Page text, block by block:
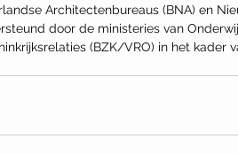
Architectenbureaus (BNA) en
door de ministeries van
(BZK/VRO) in het kader